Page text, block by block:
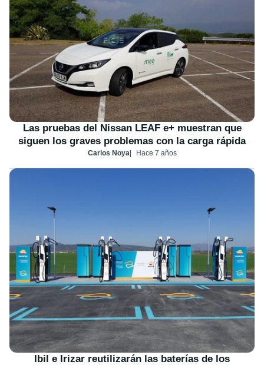
Las pruebas del Nissan LEAF e+ muestran que
siguen los graves problemas con la carga rápida
Carlos Noya Hace 7 años
Ibil e Irizar reutilizarán las baterías de los